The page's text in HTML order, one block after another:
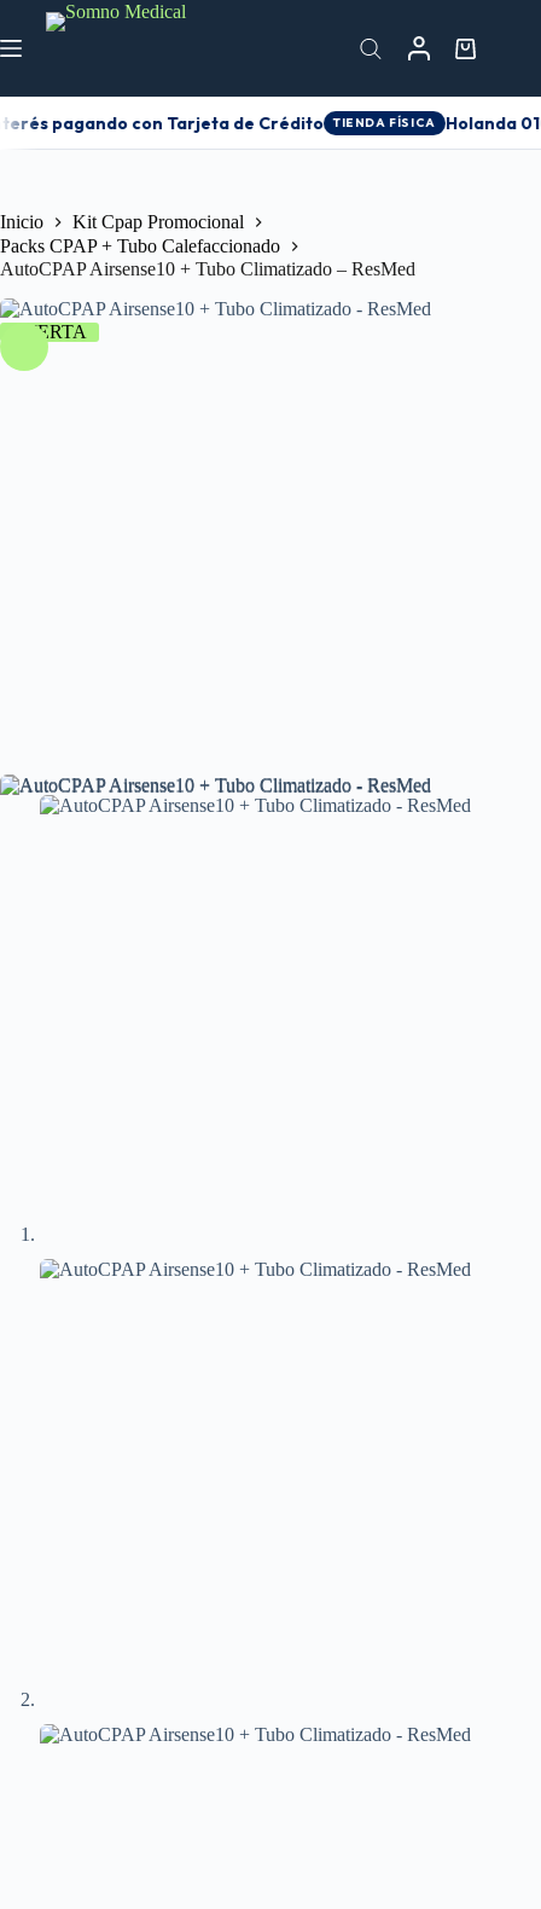
pagando con Tarjeta de Crédito TIENDA FÍSICA Holanda
Inicio
Kit Cpap Promocional
Packs CPAP + Tubo Calefaccionado
AutoCPAP Airsense10 + Tubo Climatizado – ResMed
OFERTA